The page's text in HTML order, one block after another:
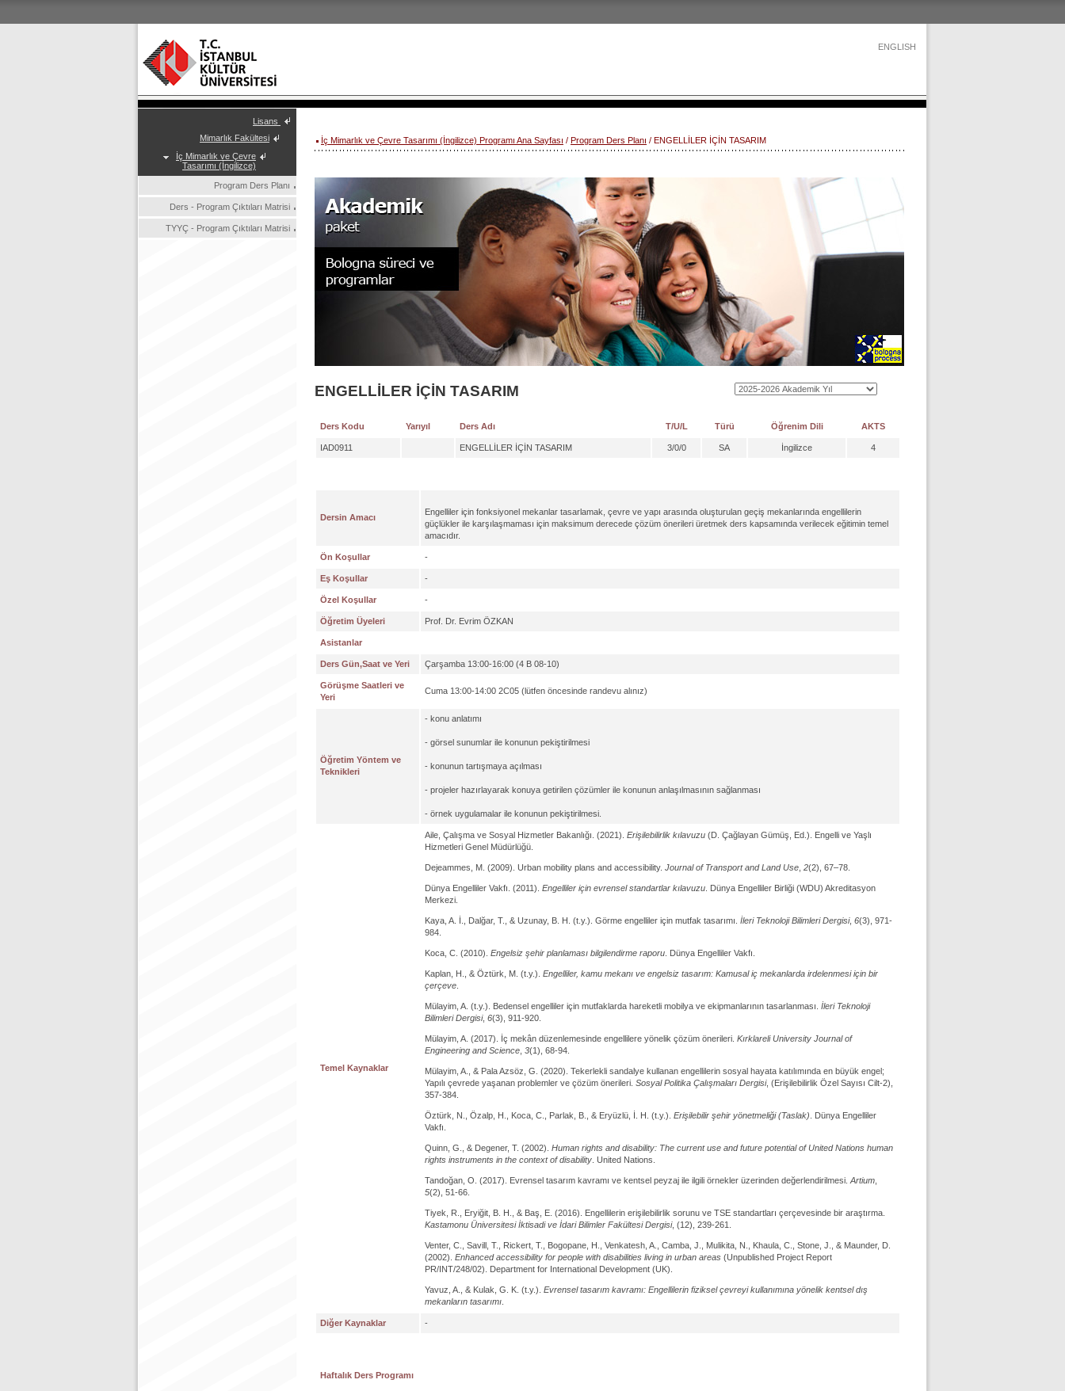
ENGLISH
Lisans
Mimarlık Fakültesi
İç Mimarlık ve Çevre
Tasarımı (İngilizce)
Program Ders Planı
Ders - Program Çıktıları Matrisi
TYYÇ - Program Çıktıları Matrisi
İç Mimarlık ve Çevre Tasarımı (İngilizce) Programı Ana Sayfası / Program Ders Planı / ENGELLİLER İÇİN TASARIM
ENGELLİLER İÇİN TASARIM
Ders Kodu Yarıyıl Ders Adı T/U/L Türü Öğrenim Dili AKTS
IAD0911 ENGELLİLER İÇİN TASARIM 3/0/0 SA İngilizce 4
Dersin Amacı
Engelliler için fonksiyonel mekanlar tasarlamak, çevre ve yapı arasında oluşturulan geçiş mekanlarında engellilerin
güçlükler ile karşılaşmaması için maksimum derecede çözüm önerileri üretmek ders kapsamında verilecek eğitimin temel
amacıdır.
Ön Koşullar -
Eş Koşullar -
Özel Koşullar -
Öğretim Üyeleri Prof. Dr. Evrim ÖZKAN
Asistanlar
Ders Gün,Saat ve Yeri Çarşamba 13:00-16:00 (4 B 08-10)
Görüşme Saatleri ve
Yeri
Cuma 13:00-14:00 2C05 (lütfen öncesinde randevu alınız)
Öğretim Yöntem ve
Teknikleri
- konu anlatımı
- görsel sunumlar ile konunun pekiştirilmesi
- konunun tartışmaya açılması
- projeler hazırlayarak konuya getirilen çözümler ile konunun anlaşılmasının sağlanması
- örnek uygulamalar ile konunun pekiştirilmesi.
Temel Kaynaklar
Aile, Çalışma ve Sosyal Hizmetler Bakanlığı. (2021). Erişilebilirlik kılavuzu (D. Çağlayan Gümüş, Ed.). Engelli ve Yaşlı
Hizmetleri Genel Müdürlüğü.
Dejeammes, M. (2009). Urban mobility plans and accessibility. Journal of Transport and Land Use 2(2), 67–78.
Dünya Engelliler Vakfı. (2011). Engelliler için evrensel standartlar kılavuzu . Dünya Engelliler Birliği (WDU) Akreditasyon
Merkezi.
Kaya, A. İ., Dalğar, T., & Uzunay, B. H. (t.y.). Görme engelliler için mutfak tasarımı. İleri Teknoloji Bilimleri Dergisi, 6(3), 971-
984.
Koca, C. (2010). Engelsiz şehir planlaması bilgilendirme raporu . Dünya Engelliler Vakfı.
Kaplan, H., & Öztürk, M. (t.y.). Engelliler, kamu mekanı ve engelsiz tasarım: Kamusal iç mekanlarda irdelenmesi için bir
çerçeve
Mülayim, A. (t.y.). Bedensel engelliler için mutfaklarda hareketli mobilya ve ekipmanlarının tasarlanması. İleri Teknoloji
Bilimleri Dergisi, 6(3), 911-920.
Mülayim, A. (2017). İç mekân düzenlemesinde engellilere yönelik çözüm önerileri. Kırklareli University Journal of
Engineering and Science 3(1), 68-94.
Mülayim, A., & Pala Azsöz, G. (2020). Tekerlekli sandalye kullanan engellilerin sosyal hayata katılımında en büyük engel;
Yapılı çevrede yaşanan problemler ve çözüm önerileri. Sosyal Politika Çalışmaları Dergisi, (Erişilebilirlik Özel Sayısı Cilt-2),
357-384.
Öztürk, N., Özalp, H., Koca, C., Parlak, B., & Eryüzlü, İ. H. (t.y.). Erişilebilir şehir yönetmeliği (Taslak) . Dünya Engelliler
Vakfı.
Quinn, G., & Degener, T. (2002). Human rights and disability: The current use and future potential of United Nations human
rights instruments in the context of disability . United Nations.
Tandoğan, O. (2017). Evrensel tasarım kavramı ve kentsel peyzaj ile ilgili örnekler üzerinden değerlendirilmesi. Artium
5(2), 51-66.
Tiyek, R., Eryiğit, B. H., & Baş, E. (2016). Engellilerin erişilebilirlik sorunu ve TSE standartları çerçevesinde bir araştırma.
Kastamonu Üniversitesi İktisadi ve İdari Bilimler Fakültesi Dergisi, (12), 239-261.
Venter, C., Savill, T., Rickert, T., Bogopane, H., Venkatesh, A., Camba, J., Mulikita, N., Khaula, C., Stone, J., & Maunder, D.
(2002). Enhanced accessibility for people with disabilities living in urban areas (Unpublished Project Report
PR/INT/248/02). Department for International Development (UK).
Yavuz, A., & Kulak, G. K. (t.y.). Evrensel tasarım kavramı: Engellilerin fiziksel çevreyi kullanımına yönelik kentsel dış
mekanların tasarımı
Diğer Kaynaklar -
Haftalık Ders Programı